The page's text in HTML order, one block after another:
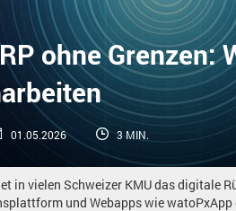
ohne Grenzen:
01.05.2026 3 MIN.
in vielen Schweizer KMU das digitale
und Webapps wie